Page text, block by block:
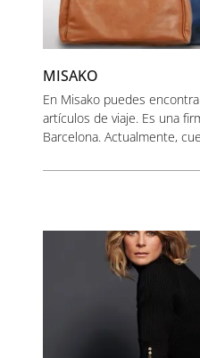
MISAKO
En Misako puedes
artículos de viaje. Es una
Barcelona. Actualmente,